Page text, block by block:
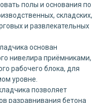
полы и основания по
складских,
и развлекательных
основан
нивелира приёмниками,
рабочего блока, для
уровне.
позволяет
разравнивания бетона